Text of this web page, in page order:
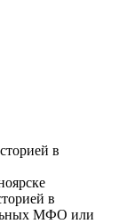
в
в
МФО или